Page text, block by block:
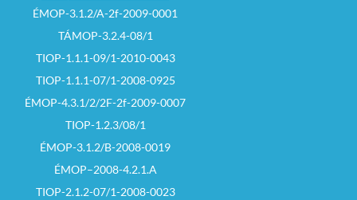
ÉMOP-3.1.2/A-2f-2009-0001
TÁMOP-3.2.4-08/1
TIOP-1.1.1-09/1-2010-0043
TIOP-1.1.1-07/1-2008-0925
ÉMOP-4.3.1/2/2F-2f-2009-0007
TIOP-1.2.3/08/1
ÉMOP-3.1.2/B-2008-0019
ÉMOP–2008-4.2.1.A
TIOP-2.1.2-07/1-2008-0023